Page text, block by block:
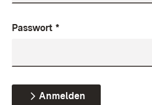
Passwort *
Anmelden